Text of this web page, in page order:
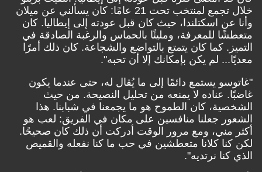
خلال تجمع لمنتخب تحت 21 عامًا: كان يسألني عن ميلان
وأنا عن اسكتلندا، حيث كان قبل عودته إلى إيطاليا. كان
متعطشًا للمعرفة، ومليئًا بالحماس والرغبة الصادقة في
التميز. كما كان يتمتع بالتواضع والشجاعة. كان ذلك أمرًا
معديًا... لم يكن بإمكانك إلا أن تحبه".
"غاتوسو يستمع دائمًا إلى ما يُقال له، حتى عندما يكون
غاضبًا. عناده لا يمنعه من تحليل النصيحة. من حيث
الشخصية، كان الطموح هو ما يجمعنا في شبابنا. هذا
الشعور جعلنا منافسين على مكان في الفريق: لعب هو
أكثر مني، ومع مرور الوقت أدركت أن ذلك كان صحيحًا.
لكن كنا كلانا متعطشين في حب ما كنا نفعله والقميص
الذي كنا نرتديه".